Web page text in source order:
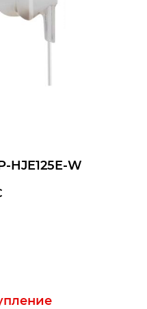
HJE125E-W